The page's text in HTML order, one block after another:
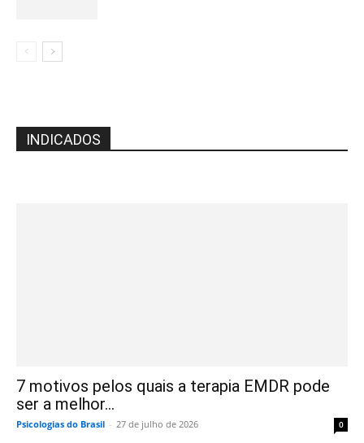
INDICADOS
7 motivos pelos quais a terapia EMDR pode
ser a melhor...
Psicologias do Brasil - 27 de julho de 2026 0